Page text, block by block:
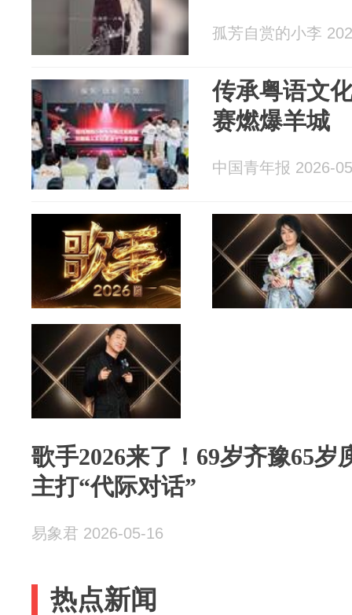
孤芳自赏的小李
传承粤语文
赛燃爆羊城
中国青年报 2026-
歌手2026来了！69岁齐豫65岁
主打“代际对话”
易象君 2026-05-16
热点新闻